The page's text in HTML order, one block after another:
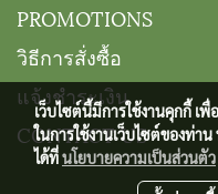
PROMOTIONS
วิธีการสั่งซื้อ
แจ้งชำระเงิน
CONTACT US
เว็บไซต์นี้มีการใช้งานคุกกี้
ในการใช้งานเว็บไซต์ของท่า
ได้ที่นโยบายความเป็นส่วนตัว